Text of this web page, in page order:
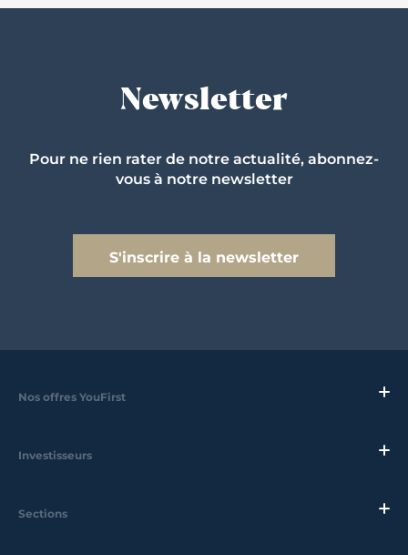
Newsletter
Pour ne rien rater de notre actualité, abonnez-
vous à notre newsletter
S'inscrire à la newsletter
Nos offres YouFirst
Investisseurs
Sections